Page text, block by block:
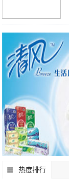
热度排行